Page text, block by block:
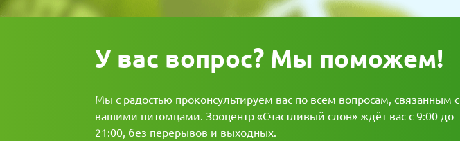
У вас вопрос? Мы поможем!
Мы с радостью проконсультируем вас по всем вопросам, связанным с
вашими питомцами. Зооцентр «Счастливый слон» ждёт вас с 9:00 до
21:00, без перерывов и выходных.